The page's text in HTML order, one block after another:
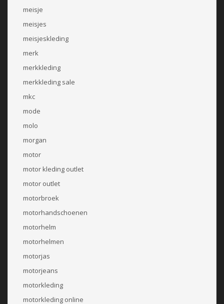
meisje
meisjes
meisjeskleding
merk
merkkleding
merkkleding sale
mkc
mode
molo
morgan
motor
motor kleding outlet
motor outlet
motorbroek
motorhandschoenen
motorhelm
motorhelmen
motorjas
motorjeans
motorkleding
motorkleding online